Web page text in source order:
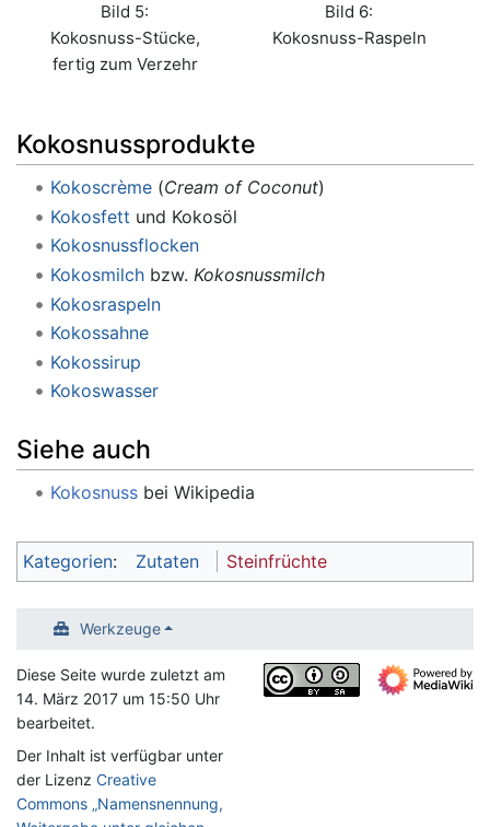
Bild 5:
Kokosnuss-Stücke,
fertig zum Verzehr
Bild 6:
Kokosnuss-Raspeln
Kokosnussprodukte
Kokoscrème(Cream of Coconut)
Kokosfett und Kokosöl
Kokosnussflocken
Kokosmilchbzw. Kokosnussmilch
Kokosraspeln
Kokossahne
Kokossirup
Kokoswasser
Siehe auch
Kokosnussbei Wikipedia
Kategorien: Zutaten Steinfrüchte
Werkzeuge
Diese Seite wurde zuletzt am
14. März 2017 um 15:50 Uhr
bearbeitet.
Der Inhalt ist verfügbar unter
der Lizenz Creative
Commons „Namensnennung,